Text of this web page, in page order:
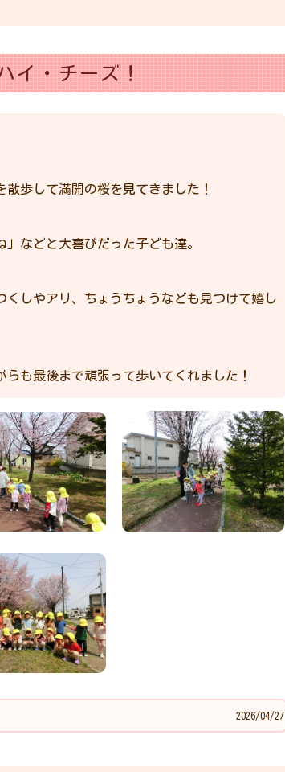
イ・チーズ！
歩して満開の桜を見てきました！
などと大喜びだった子ども達。
くしやアリ、ちょうちょうなども見つけて嬉し
も最後まで頑張って歩いてくれました！
2026/04/27